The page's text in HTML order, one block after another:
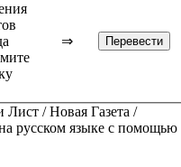
⇒
/ Новая Газета /
русском языке с помощью